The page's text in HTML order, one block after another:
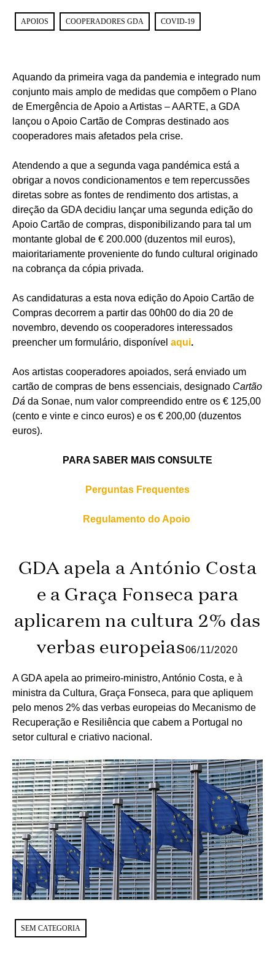
APOIOS COOPERADORES GDA COVID-19
Aquando da primeira vaga da pandemia e integrado num
conjunto mais amplo de medidas que compõem o Plano
de Emergência de Apoio a Artistas – AARTE, a GDA
lançou o Apoio Cartão de Compras destinado aos
cooperadores mais afetados pela crise.
Atendendo a que a segunda vaga pandémica está a
obrigar a novos condicionamentos e tem repercussões
diretas sobre as fontes de rendimento dos artistas, a
direção da GDA decidiu lançar uma segunda edição do
Apoio Cartão de compras, disponibilizando para tal um
montante global de € 200.000 (duzentos mil euros),
maioritariamente proveniente do fundo cultural originado
na cobrança da cópia privada.
As candidaturas a esta nova edição do Apoio Cartão de
Compras decorrem a partir das 00h00 do dia 20 de
novembro, devendo os cooperadores interessados
preencher um formulário, disponível aqui.
Aos artistas cooperadores apoiados, será enviado um
cartão de compras de bens essenciais, designado Cartão
Dá da Sonae, num valor compreendido entre os € 125,00
(cento e vinte e cinco euros) e os € 200,00 (duzentos
euros).
PARA SABER MAIS CONSULTE
Perguntas Frequentes
Regulamento do Apoio
GDA apela a António Costa
e a Graça Fonseca para
aplicarem na cultura 2% das
verbas europeias06/11/2020
A GDA apela ao primeiro-ministro, António Costa, e à
ministra da Cultura, Graça Fonseca, para que apliquem
pelo menos 2% das verbas europeias do Mecanismo de
Recuperação e Resiliência que cabem a Portugal no
setor cultural e criativo nacional.
SEM CATEGORIA